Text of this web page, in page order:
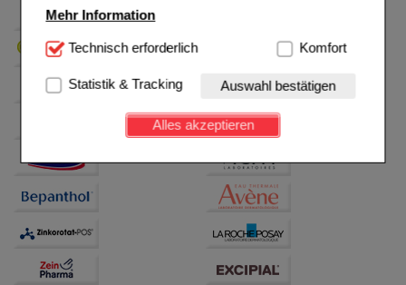
Mehr Information
Technisch Notwendig:Hierbei handelt es sich um
Website notwendig sind (z.B. Navigation, Warenkorb,
Kundenkonto), weshalb auf diese nicht verzichtet
werden kann.
Einkaufserlebnis noch ansprechender zu gestalten,
Besuchers oder unsere Seite an bevorzugte
Verhaltensweisen (z.B. Spracheinstellung)
anzupassen. Komfort-Cookies ermöglichen es uns
auch auf Ihre Bedürfnisse zugeschrittene Inhalte
anzuzeigen und unser Partnerprogramm zu
betreiben.
Technisch erforderlich Komfort
Statistik & Tracking Auswahl bestätigen
Alles akzeptieren